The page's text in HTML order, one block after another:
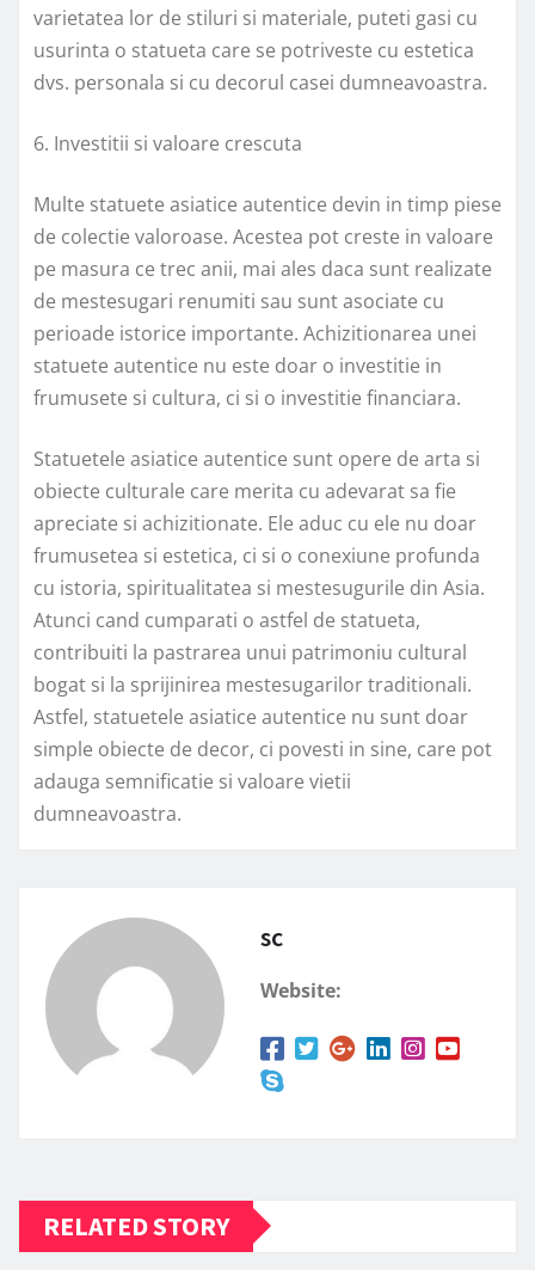
varietatea lor de stiluri si materiale, puteti gasi cu
usurinta o statueta care se potriveste cu estetica
dvs. personala si cu decorul casei dumneavoastra.
6. Investitii si valoare crescuta
Multe statuete asiatice autentice devin in timp piese
de colectie valoroase. Acestea pot creste in valoare
pe masura ce trec anii, mai ales daca sunt realizate
de mestesugari renumiti sau sunt asociate cu
perioade istorice importante. Achizitionarea unei
statuete autentice nu este doar o investitie in
frumusete si cultura, ci si o investitie financiara.
Statuetele asiatice autentice sunt opere de arta si
obiecte culturale care merita cu adevarat sa fie
apreciate si achizitionate. Ele aduc cu ele nu doar
frumusetea si estetica, ci si o conexiune profunda
cu istoria, spiritualitatea si mestesugurile din Asia.
Atunci cand cumparati o astfel de statueta,
contribuiti la pastrarea unui patrimoniu cultural
bogat si la sprijinirea mestesugarilor traditionali.
Astfel, statuetele asiatice autentice nu sunt doar
simple obiecte de decor, ci povesti in sine, care pot
adauga semnificatie si valoare vietii
dumneavoastra.
sc
Website:
RELATED STORY